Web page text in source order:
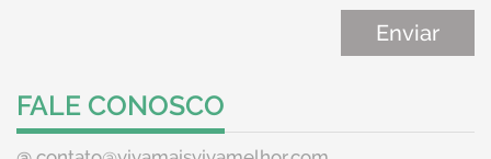
FALE CONOSCO